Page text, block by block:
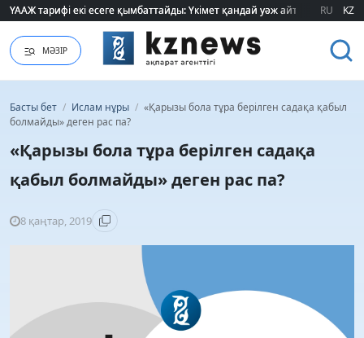
ҮААЖ тарифі екі есеге қымбаттайды: Үкімет қандай уәж айтады?
ҮААЖ тарифі екі есеге қымбаттайды: Үкімет қандай уәж айтады? RU KZ
МӘЗІР
Басты бет / Ислам нұры / «Қарызы бола тұра берілген садақа қабыл
болмайды» деген рас па?
«Қарызы бола тұра берілген садақа
қабыл болмайды» деген рас па?
8 қаңтар, 2019